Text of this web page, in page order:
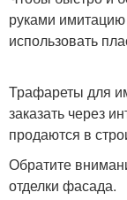
руками
использовать
Трафареты для
заказать через
продаются в
Обратите
отделки фасада.